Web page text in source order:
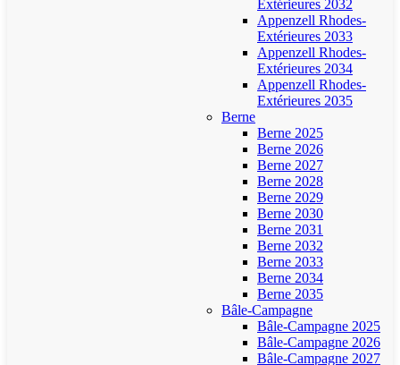
Extérieures 2032
Appenzell Rhodes-
Extérieures 2033
Appenzell Rhodes-
Extérieures 2034
Appenzell Rhodes-
Extérieures 2035
Berne
Berne 2025
Berne 2026
Berne 2027
Berne 2028
Berne 2029
Berne 2030
Berne 2031
Berne 2032
Berne 2033
Berne 2034
Berne 2035
Bâle-Campagne
Bâle-Campagne 2025
Bâle-Campagne 2026
Bâle-Campagne 2027